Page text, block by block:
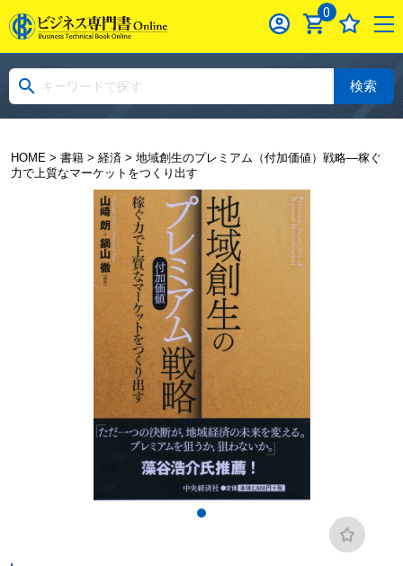
0
検索
HOME> 書籍> 経済 > 地域創生のプレミアム（付加価値）戦略―稼ぐ
力で上質なマーケットをつくり出す